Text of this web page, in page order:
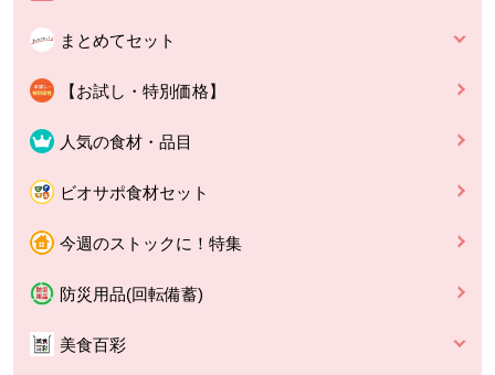
まとめてセット
【お試し・特別価格】
人気の食材・品目
ビオサポ食材セット
今週のストックに！特集
防災用品(回転備蓄)
美食百彩